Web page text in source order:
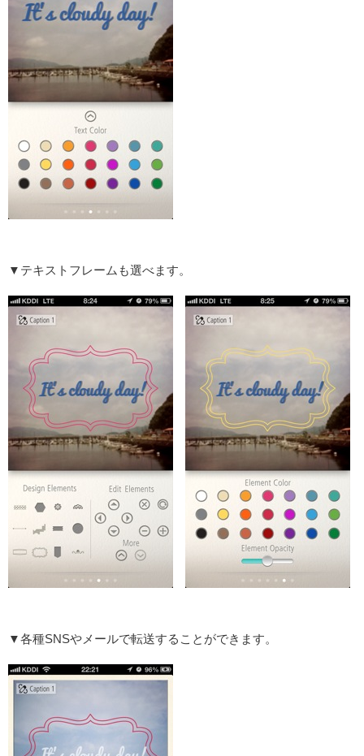
▼テキストフレームも選べます。
▼各種SNSやメールで転送することができます。